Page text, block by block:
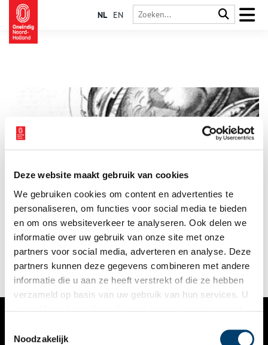
Deze website maakt gebruik van cookies
We gebruiken cookies om content en advertenties te
personaliseren, om functies voor social media te bieden
en om ons websiteverkeer te analyseren. Ook delen we
informatie over uw gebruik van onze site met onze
partners voor social media, adverteren en analyse. Deze
partners kunnen deze gegevens combineren met andere
informatie die u aan ze heeft verstrekt of die ze hebben
verzameld op basis van uw gebruik van hun services. U
Noodzakelijk
NL EN
Coenraad Kerbert (1764-1809) was de eerste arts in de
Zaanstreek die het in 1796 aandurfde een keizersnede uit te
voeren. Hij verloste Haasje Been uit Wormerveer van een
kerngezonde dochter. De moeder overleefde het echter niet.
VERHALEN